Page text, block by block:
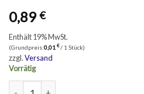
0,89€
Enthält 19% MwSt.
(Grundpreis:0,01 €/ 1 Stück)
zzgl.Versand
Vorrätig